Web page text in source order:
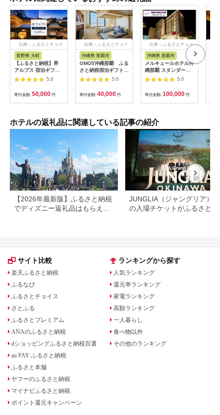
出典：ふるさとチョイ
長野県 大町
【ふるさと納税】界
アルプス 宿泊ギフト
券（15,000円分）
5.0
寄付金額: 50,000 円
出典：ふるさとチョイ
沖縄県 那覇市
OMO5沖縄那覇 ふる
さと納税宿泊ギフト券
(12,000円)
5.0
寄付金額: 40,000 円
出典：ふるさとチョイ
沖縄県 那覇市
メルキュールホテル沖
縄那覇 スタンダード
ルーム（1泊朝食付き
スパークリングワイン
１本★
5.0
寄付金額: 100,000 円
ホテルの返礼品に関連している記事の紹介
【2026年最新版】ふるさと納税
でディズニー返礼品はもらえ
JUNGLIA（ジャングリア）
の入場チケットがふるさと納
サイト比較
楽天ふるさと納税
ふるなび
ふるさとチョイス
さとふる
ふるさとプレミアム
ANAのふるさと納税
dショッピングふるさと納税百選
au PAY ふるさと納税
ふるさと本舗
ヤフーのふるさと納税
マイナビふるさと納税
ポイント還元キャンペーン
ランキングから探す
人気ランキング
還元率ランキング
家電ランキング
高額ランキング
一人暮らし
食べ物以外
その他のランキング